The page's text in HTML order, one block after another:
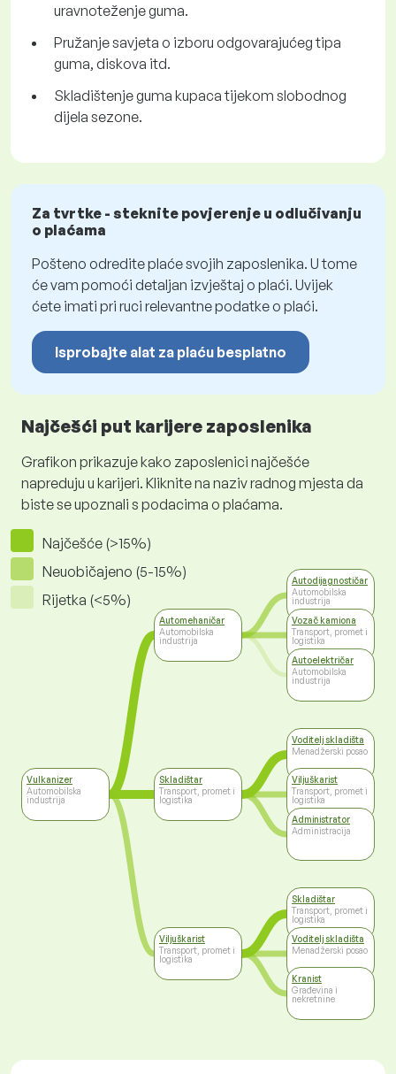
uravnoteženje guma.
Pružanje savjeta o izboru odgovarajućeg tipa
guma, diskova itd.
Skladištenje guma kupaca tijekom slobodnog
dijela sezone.
Za tvrtke - steknite povjerenje u odlučivanju
o plaćama
Pošteno odredite plaće svojih zaposlenika. U tome
će vam pomoći detaljan izvještaj o plaći. Uvijek
ćete imati pri ruci relevantne podatke o plaći.
Isprobajte alat za plaću besplatno
Najčešći put karijere zaposlenika
Grafikon prikazuje kako zaposlenici najčešće
napreduju u karijeri. Kliknite na naziv radnog mjesta da
biste se upoznali s podacima o plaćama.
Najčešće (>15%)
Neuobičajeno (5-15%)
Rijetka (<5%)
Vulkanizer
Automobilska
industrija
Automehaničar
Automobilska
industrija
Skladištar
Transport, promet i
logistika
Viljuškarist
Transport, promet i
logistika
Autodijagnostičar
Automobilska
industrija
Vozač kamiona
Transport, promet i
logistika
Autoelektričar
Automobilska
industrija
Voditelj skladišta
Menadžerski posao
Viljuškarist
Transport, promet i
logistika
Administrator
Administracija
Skladištar
Transport, promet i
logistika
Voditelj skladišta
Menadžerski posao
Kranist
Građevina i
nekretnine